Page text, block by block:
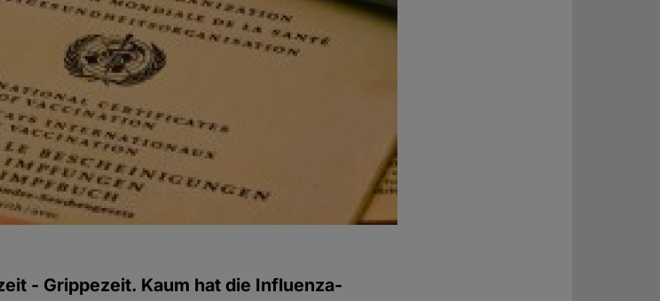
- Grippezeit. Kaum hat die Influenza-